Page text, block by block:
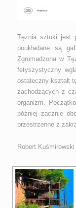
Tężnia sztuki jest
poukładane są
Zgromadzona w
fetyszystyczny
ostateczny kształt
zachodzących z
organizm.
później zacznie
przestrzenne z
Robert Kuśmirowski